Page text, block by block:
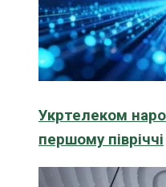
Укртелеком
першому півріччі